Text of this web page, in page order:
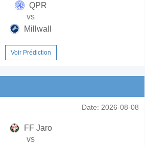
QPR
vs
Millwall
Voir Prédiction
Date: 2026-08-08
FF Jaro
vs